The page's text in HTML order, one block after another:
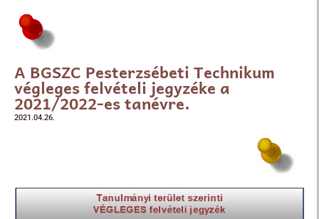
A BGSZC Pesterzsébeti Technikum
végleges felvételi jegyzéke a
2021/2022-es tanévre.
2021.04.26.